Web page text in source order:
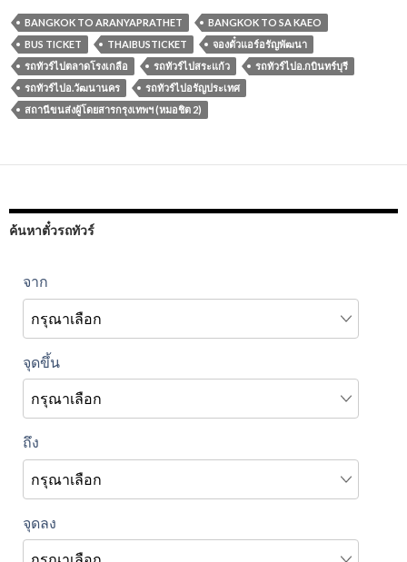
BANGKOK TO ARANYAPRATHET
BANGKOK TO SA KAEO
BUS TICKET
THAIBUSTICKET
จองตั๋วแอร์อรัญพัฒนา
รถทัวร์ไปตลาดโรงเกลือ
รถทัวร์ไปสระแก้ว
รถทัวร์ไปอ.กบินทร์บุรี
รถทัวร์ไปอ.วัฒนานคร
รถทัวร์ไปอรัญประเทศ
สถานีขนส่งผู้โดยสารกรุงเทพฯ (หมอชิต 2)
ค้นหาตั๋วรถทัวร์